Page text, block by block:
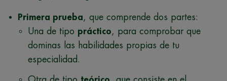
Primera prueba, que comprende dos partes:
Una de tipo práctico, para comprobar que
dominas las habilidades propias de tu
especialidad.